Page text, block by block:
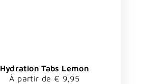
Hydration Tabs Lemon
À partir de € 9,95